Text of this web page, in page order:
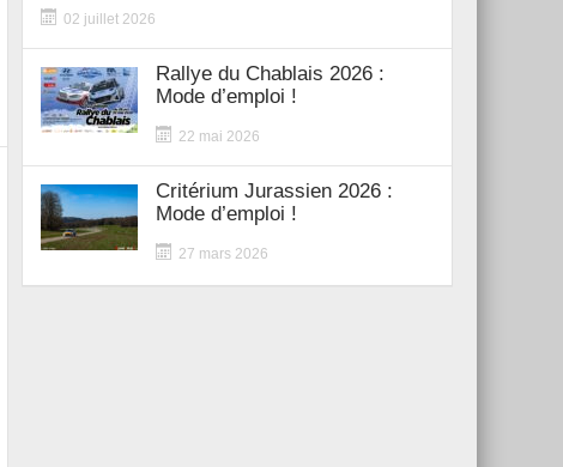
02 juillet 2026
Rallye du Chablais 2026 :
Mode d’emploi !
22 mai 2026
Critérium Jurassien 2026 :
Mode d’emploi !
27 mars 2026